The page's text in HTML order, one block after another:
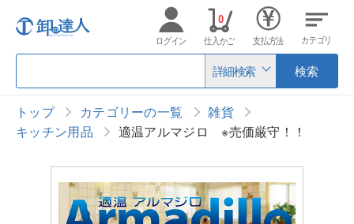
詳細検索 検索
ログイン 仕入かご
0
支払方法 カテゴリ
トップ カテゴリーの一覧
雑貨
キッチン用品
適温アルマジロ ※売価厳守！！